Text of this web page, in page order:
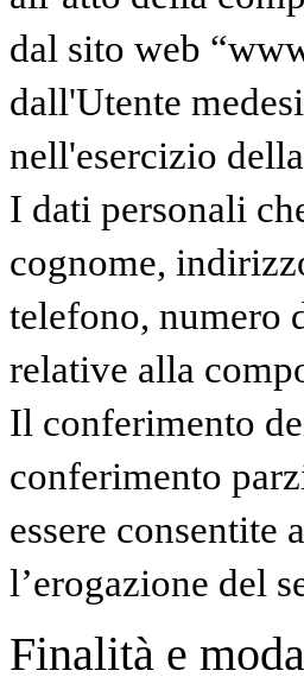
dal sito web
dall'Utente
nell'esercizio
I dati personali
cognome,
telefono, numero
relative alla
Il conferimento
conferimento
essere consentite
l’erogazione del
Finalità e